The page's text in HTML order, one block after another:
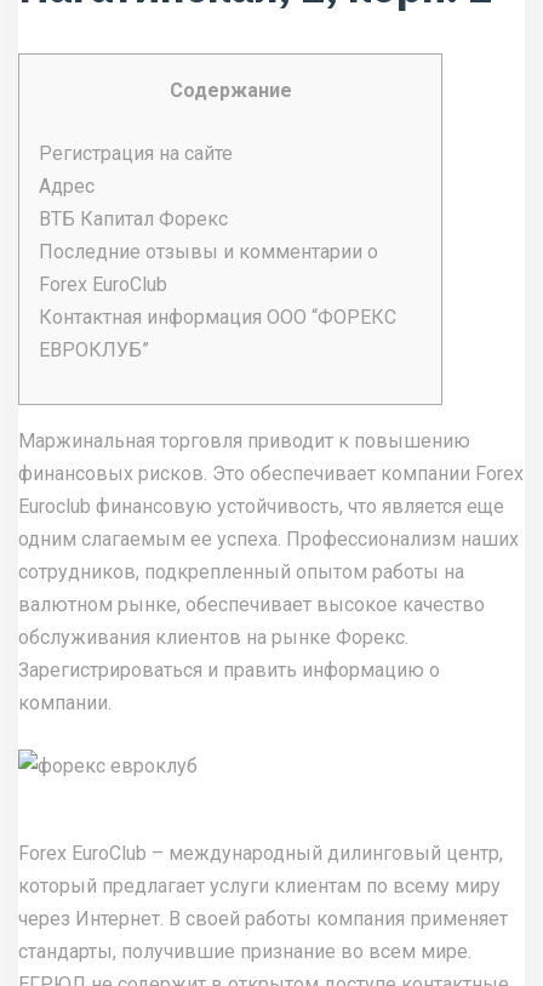
Содержание
Регистрация на сайте
Адрес
ВТБ Капитал Форекс
Последние отзывы и комментарии о
Forex EuroClub
Контактная информация ООО “ФОРЕКС
ЕВРОКЛУБ”
Маржинальная торговля приводит к повышению
финансовых рисков. Это обеспечивает компании Forex
Euroclub финансовую устойчивость, что является еще
одним слагаемым ее успеха. Профессионализм наших
сотрудников, подкрепленный опытом работы на
валютном рынке, обеспечивает высокое качество
обслуживания клиентов на рынке Форекс.
Зарегистрироваться и править информацию о
компании.
Forex EuroClub – международный дилинговый центр,
который предлагает услуги клиентам по всему миру
через Интернет. В своей работы компания применяет
стандарты, получившие признание во всем мире.